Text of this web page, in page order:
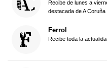
Recibe de lunes a
destacada de A Coruña
Ferrol
Recibe toda la